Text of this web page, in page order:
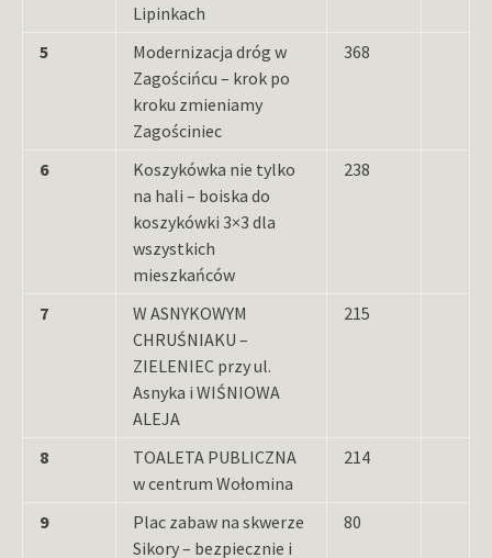
Lipinkach
5
Modernizacja dróg w
Zagościńcu – krok po
kroku zmieniamy
Zagościniec
368
6
Koszykówka nie tylko
na hali – boiska do
koszykówki 3×3 dla
wszystkich
mieszkańców
238
7
W ASNYKOWYM
CHRUŚNIAKU –
ZIELENIEC przy ul.
Asnyka i WIŚNIOWA
ALEJA
215
8
TOALETA PUBLICZNA
w centrum Wołomina
214
9
Plac zabaw na skwerze
Sikory – bezpiecznie i
80